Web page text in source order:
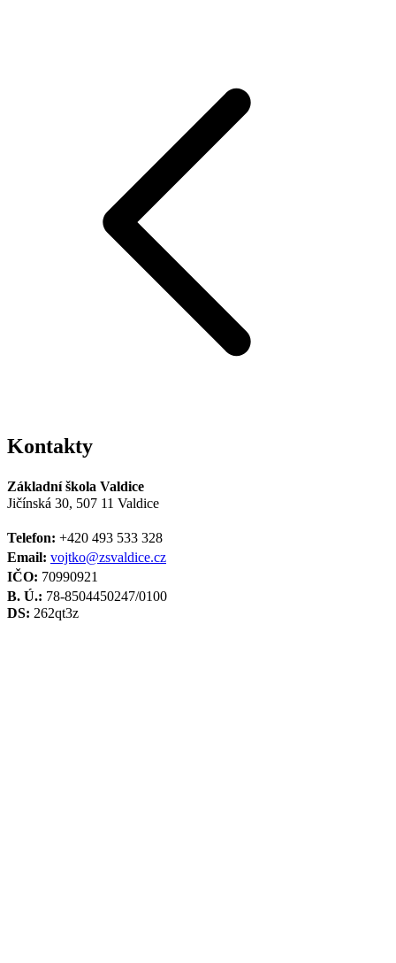
Kontakty
Základní škola Valdice
Jičínská 30, 507 11 Valdice
Telefon: +420 493 533 328
Email: vojtko@zsvaldice.cz
IČO: 70990921
B. Ú.: 78-8504450247/0100
DS: 262qt3z